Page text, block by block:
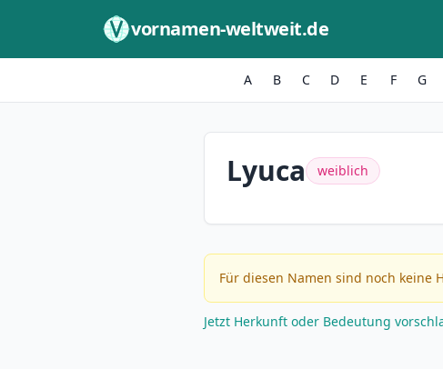
vornamen-weltweit.de
A B C D E F G
Lyuca weiblich
Für diesen Namen sind noch
Jetzt Herkunft oder Bedeutung